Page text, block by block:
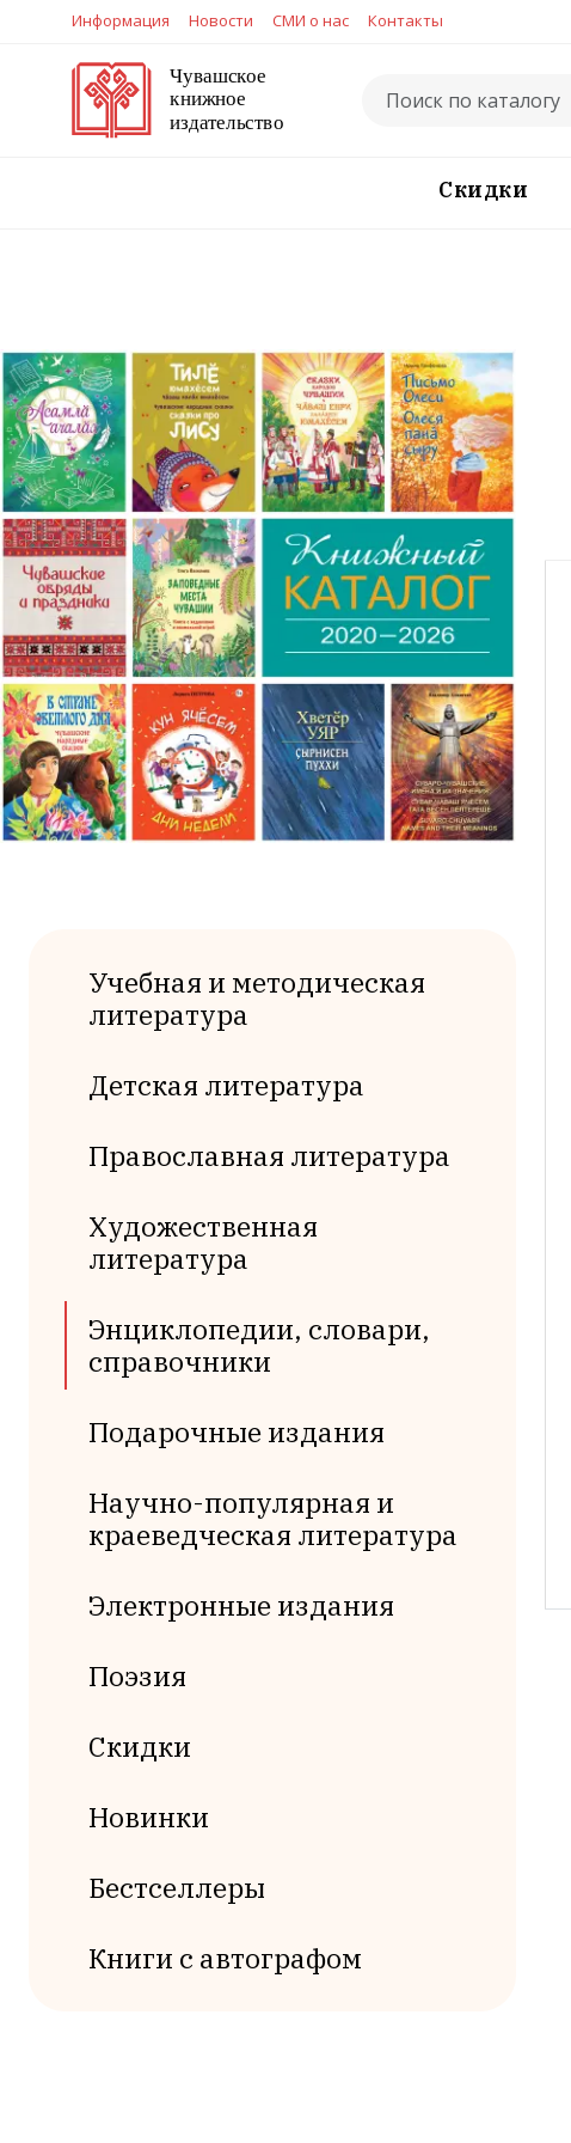
Информация Новости СМИ о нас Контакты
Скидки
Учебная и методическая
литература
Детская литература
Православная литература
Художественная
литература
Энциклопедии, словари,
справочники
Подарочные издания
Научно-популярная и
краеведческая литература
Электронные издания
Поэзия
Скидки
Новинки
Бестселлеры
Книги с автографом